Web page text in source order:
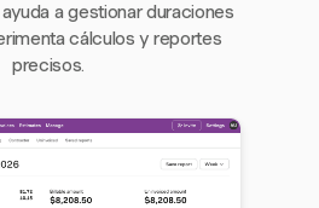
a gestionar duraciones
cálculos y reportes
precisos.